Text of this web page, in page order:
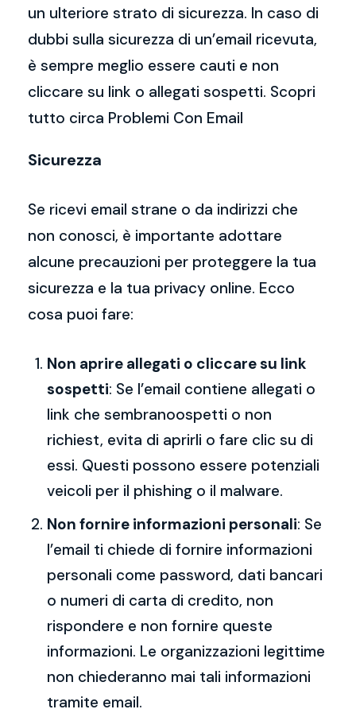
un ulteriore strato di sicurezza. In caso di
dubbi sulla sicurezza di un’email ricevuta,
è sempre meglio essere cauti e non
cliccare su link o allegati sospetti. Scopri
tutto circa Problemi Con Email
Sicurezza
Se ricevi email strane o da indirizzi che
non conosci, è importante adottare
alcune precauzioni per proteggere la tua
sicurezza e la tua privacy online. Ecco
cosa puoi fare:
Non aprire allegati o cliccare su link
sospetti: Se l’email contiene allegati o
link che sembranoospetti o non
richiest, evita di aprirli o fare clic su di
essi. Questi possono essere potenziali
veicoli per il phishing o il malware.
Non fornire informazioni personali: Se
l’email ti chiede di fornire informazioni
personali come password, dati bancari
o numeri di carta di credito, non
rispondere e non fornire queste
informazioni. Le organizzazioni legittime
non chiederanno mai tali informazioni
tramite email.